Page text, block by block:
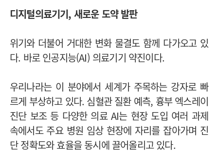
디지털의료기기, 새로운 도약 발판
위기와 더불어 거대한 변화 물결도 함께 다가오고 있
다. 바로 인공지능(AI) 의료기기 약진이다.
우리나라는 이 분야에서 세계가 주목하는 강자로 빠
르게 부상하고 있다. 심혈관 질환 예측, 흉부 엑스레이
진단 보조 등 다양한 의료 AI는 현장 도입 여러 과제
속에서도 주요 병원 임상 현장에 자리를 잡아가며 진
단 정확도와 효율을 동시에 끌어올리고 있다.